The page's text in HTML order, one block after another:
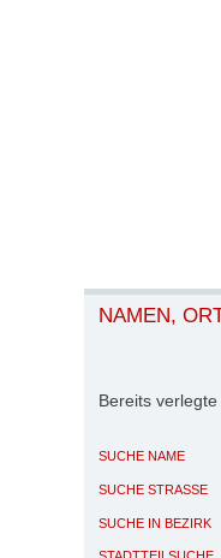
NAMEN,
Bereits
SUCHE NAME
SUCHE STRASSE
SUCHE IN BEZIRK
STADTTEILSUCHE